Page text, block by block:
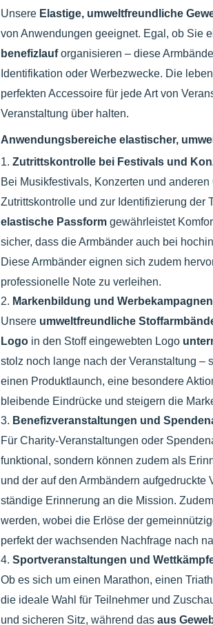
Unsere Elastige, umweltfreundliche
von Anwendungen geeignet. Egal, ob Sie
benefizlauforganisieren – diese
Identifikation oder Werbezwecke. Die
perfekten Accessoire für jede Art von
Veranstaltung über halten.
Anwendungsbereiche elastischer,
1. Zutrittskontrolle bei Festivals und
Bei Musikfestivals, Konzerten und
Zutrittskontrolle und zur Identifizierung der
elastische Passform gewährleistet
sicher, dass die Armbänder auch bei
Diese Armbänder eignen sich zudem
professionelle Note zu verleihen.
2. Markenbildung und Werbekampagnen
Unsere umweltfreundliche
Logo in den Stoff eingewebten Logo
stolz noch lange nach der Veranstaltung –
einen Produktlaunch, eine besondere
bleibende Eindrücke und steigern die
3. Benefizveranstaltungen und
Für Charity-Veranstaltungen oder
funktional, sondern können zudem als
und der auf den Armbändern
ständige Erinnerung an die Mission.
werden, wobei die Erlöse der
perfekt der wachsenden Nachfrage nach
4. Sportveranstaltungen und
Ob es sich um einen Marathon, einen
die ideale Wahl für Teilnehmer und
und sicheren Sitz, während das aus